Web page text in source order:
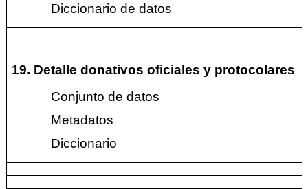
Diccionario de datos
19. Detalle donativos oficiales y protocolares
Conjunto de datos
Metadatos
Diccionario